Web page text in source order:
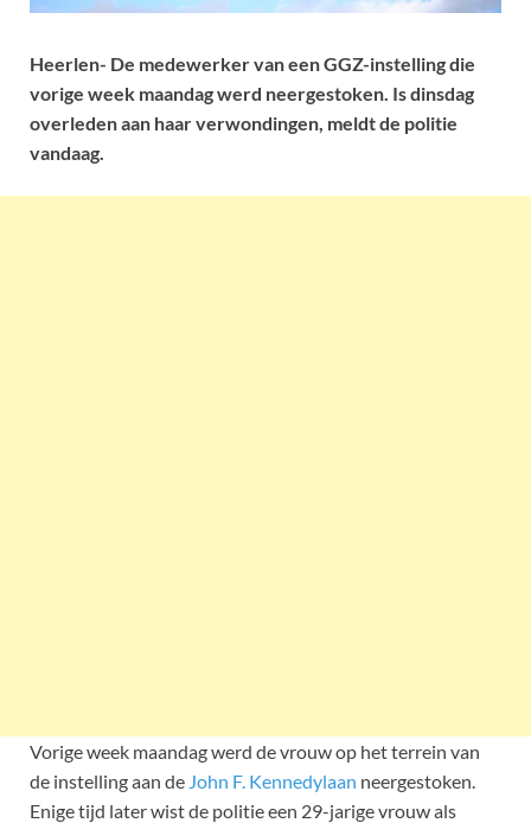
Heerlen- De medewerker van een GGZ-instelling die
vorige week maandag werd neergestoken. Is dinsdag
overleden aan haar verwondingen, meldt de politie
vandaag.
Vorige week maandag werd de vrouw op het terrein van
de instelling aan de John F. Kennedylaan neergestoken.
Enige tijd later wist de politie een 29-jarige vrouw als